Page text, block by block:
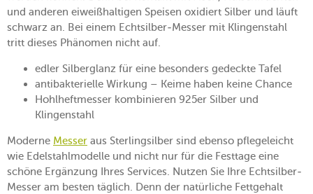
und anderen eiweißhaltigen Speisen oxidiert Silber und läuft
schwarz an. Bei einem Echtsilber-Messer mit Klingenstahl
tritt dieses Phänomen nicht auf.
edler Silberglanz für eine besonders gedeckte Tafel
antibakterielle Wirkung – Keime haben keine Chance
Hohlheftmesser kombinieren 925er Silber und
Klingenstahl
Moderne Messer aus Sterlingsilber sind ebenso pflegeleicht
wie Edelstahlmodelle und nicht nur für die Festtage eine
schöne Ergänzung Ihres Services. Nutzen Sie Ihre Echtsilber-
Messer am besten täglich. Denn der natürliche Fettgehalt